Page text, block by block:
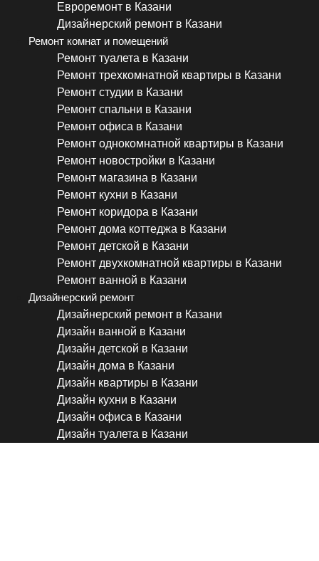
Евроремонт в Казани
Дизайнерский ремонт в Казани
Ремонт комнат и помещений
Ремонт туалета в Казани
Ремонт трехкомнатной квартиры в Казани
Ремонт студии в Казани
Ремонт спальни в Казани
Ремонт офиса в Казани
Ремонт однокомнатной квартиры в Казани
Ремонт новостройки в Казани
Ремонт магазина в Казани
Ремонт кухни в Казани
Ремонт коридора в Казани
Ремонт дома коттеджа в Казани
Ремонт детской в Казани
Ремонт двухкомнатной квартиры в Казани
Ремонт ванной в Казани
Дизайнерский ремонт
Дизайнерский ремонт в Казани
Дизайн ванной в Казани
Дизайн детской в Казани
Дизайн дома в Казани
Дизайн квартиры в Казани
Дизайн кухни в Казани
Дизайн офиса в Казани
Дизайн туалета в Казани